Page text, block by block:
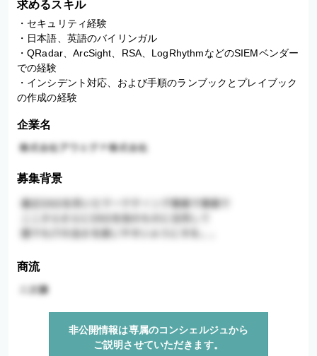
求めるスキル
・セキュリティ経験
・日本語、英語のバイリンガル
・QRadar、ArcSight、RSA、LogRhythmなどのSIEMベンダー
での経験
・インシデント対応、および手順のランブックとプレイブック
の作成の経験
企業名
募集背景
商流
非公開情報は専属のコンシェルジュから
ご説明させていただきます。